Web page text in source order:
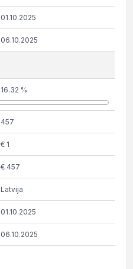
01.10.2025
06.10.2025
16.32 %
457
€ 1
€ 457
Latvija
01.10.2025
06.10.2025